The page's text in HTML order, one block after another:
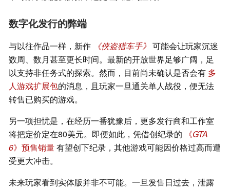
数字化发行的弊端
与以往作品一样，新作 《侠盗猎车手》 可能会让玩家沉迷
数周、数月甚至更长时间。最新的开放世界足够广阔，足
以支持非任务式的探索。然而，目前尚未确认是否会有 多
人游戏扩展包的消息，且玩家一旦通关单人战役，便无法
转售已购买的游戏。
另一项担忧是，在经历一番犹豫后，更多发行商和工作室
将把定价定在80美元。即便如此，凭借创纪录的
《GTA
6》预售销量有望创下纪录，其他游戏可能因价格过高而遭
受更大冲击。
未来玩家看到实体版并非不可能。一旦发售日过去，泄露